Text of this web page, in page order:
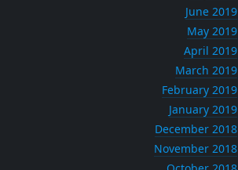
June 2019
May 2019
April 2019
March 2019
February 2019
January 2019
December 2018
November 2018